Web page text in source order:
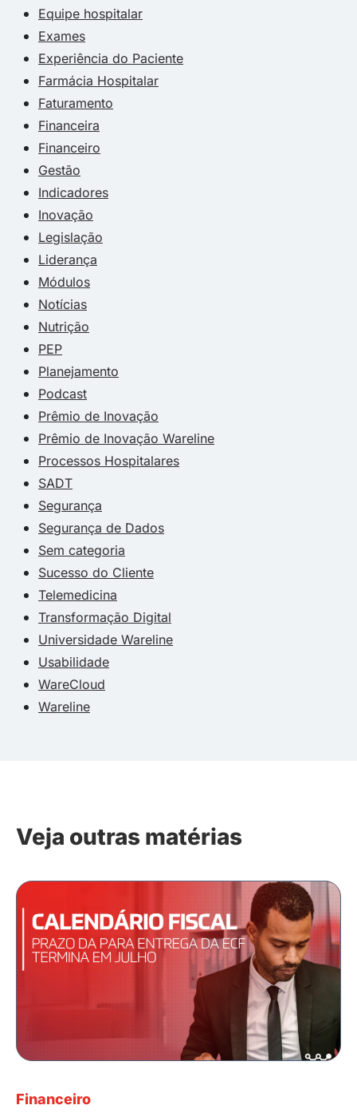
Equipe hospitalar
Exames
Experiência do Paciente
Farmácia Hospitalar
Faturamento
Financeira
Financeiro
Gestão
Indicadores
Inovação
Legislação
Liderança
Módulos
Notícias
Nutrição
PEP
Planejamento
Podcast
Prêmio de Inovação
Prêmio de Inovação Wareline
Processos Hospitalares
SADT
Segurança
Segurança de Dados
Sem categoria
Sucesso do Cliente
Telemedicina
Transformação Digital
Universidade Wareline
Usabilidade
WareCloud
Wareline
Veja outras matérias
Financeiro